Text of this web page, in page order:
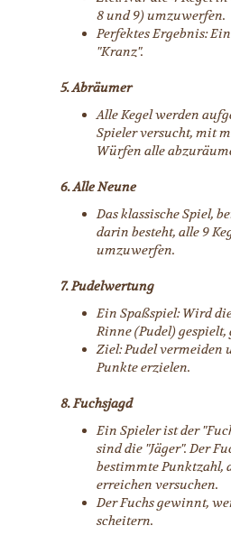
8 und 9) umzuwerfen.
Perfektes Ergebnis:
"Kranz".
5. Abräumer
Alle Kegel werden
Spieler versucht, mit
Würfen alle
6. Alle Neune
Das klassische Spiel,
darin besteht, alle 9
umzuwerfen.
7. Pudelwertung
Ein Spaßspiel: Wird
Rinne (Pudel)
Ziel: Pudel vermeiden
Punkte erzielen.
8. Fuchsjagd
Ein Spieler ist der
sind die "Jäger". Der
bestimmte Punktzahl,
erreichen versuchen.
Der Fuchs gewinnt,
scheitern.